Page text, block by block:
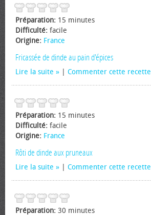
Préparation: 15 minutes
Difficulté: facile
Origine: France
Fricassée de dinde au pain d'épices
Lire la suite Commenter cette recette
Préparation: 15 minutes
Difficulté: facile
Origine: France
Rôti de dinde aux pruneaux
Lire la suite Commenter cette recette
Préparation: 30 minutes